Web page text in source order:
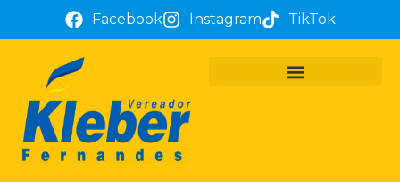
Facebook Instagram TikTok